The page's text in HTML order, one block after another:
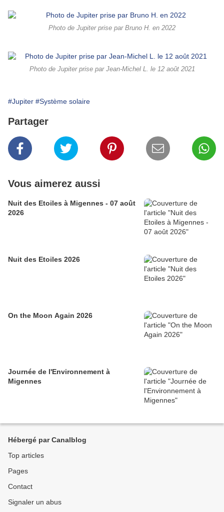
Photo de Jupiter prise par Bruno H. en 2022
Photo de Jupiter prise par Jean-Michel L. le 12 août 2021
#Jupiter #Système solaire
Partager
Vous aimerez aussi
Nuit des Etoiles à Migennes - 07 août
2026
Nuit des Etoiles 2026
On the Moon Again 2026
Journée de l'Environnement à
Migennes
Hébergé par Canalblog
Top articles
Pages
Contact
Signaler un abus